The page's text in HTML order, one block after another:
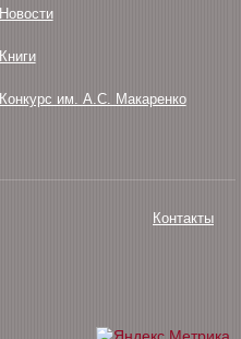
Новости
Книги
Конкурс им. А.С. Макаренко
Контакты